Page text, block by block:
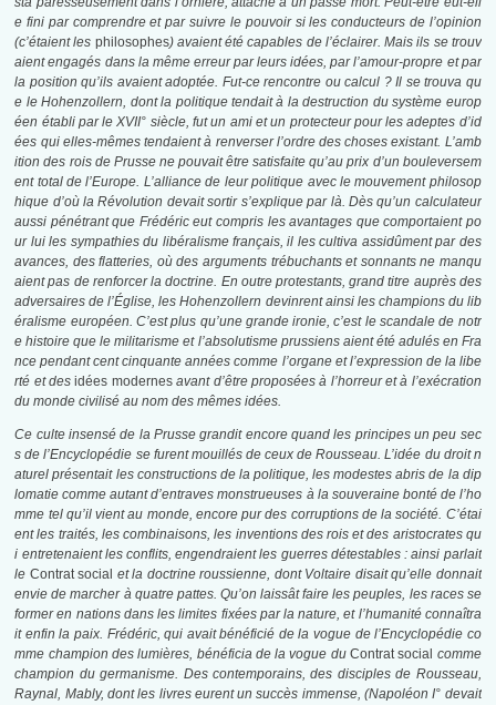
e fini par comprendre et par suivre le pouvoir si les conducteurs de l’opinion
(c’étaient les philosophes) avaient été capables de l’éclairer. Mais ils se trouv
aient engagés dans la même erreur par leurs idées, par l’amour-propre et par
la position qu’ils avaient adoptée. Fut-ce rencontre ou calcul ? Il se trouva qu
e le Hohenzollern, dont la politique tendait à la destruction du système europ
éen établi par le XVII° siècle, fut un ami et un protecteur pour les adeptes d’id
ées qui elles-mêmes tendaient à renverser l’ordre des choses existant. L’amb
ition des rois de Prusse ne pouvait être satisfaite qu’au prix d’un bouleversem
ent total de l’Europe. L’alliance de leur politique avec le mouvement philosop
hique d’où la Révolution devait sortir s’explique par là. Dès qu’un calculateur
aussi pénétrant que Frédéric eut compris les avantages que comportaient po
ur lui les sympathies du libéralisme français, il les cultiva assidûment par des
avances, des flatteries, où des arguments trébuchants et sonnants ne manqu
aient pas de renforcer la doctrine. En outre protestants, grand titre auprès des
adversaires de l’Église, les Hohenzollern devinrent ainsi les champions du lib
éralisme européen. C’est plus qu’une grande ironie, c’est le scandale de notr
e histoire que le militarisme et l’absolutisme prussiens aient été adulés en Fra
nce pendant cent cinquante années comme l’organe et l’expression de la libe
rté et desidées modernesavant d’être proposées à l’horreur et à l’exécration
du monde civilisé au nom des mêmes idées.
Ce culte insensé de la Prusse grandit encore quand les principes un peu sec
s de l’Encyclopédie se furent mouillés de ceux de Rousseau. L’idée du droit n
aturel présentait les constructions de la politique, les modestes abris de la dip
lomatie comme autant d’entraves monstrueuses à la souveraine bonté de l’ho
mme tel qu’il vient au monde, encore pur des corruptions de la société. C’étai
ent les traités, les combinaisons, les inventions des rois et des aristocrates qu
i entretenaient les conflits, engendraient les guerres détestables : ainsi parlait
le Contrat social et la doctrine roussienne, dont Voltaire disait qu’elle donnait
envie de marcher à quatre pattes. Qu’on laissât faire les peuples, les races se
former en nations dans les limites fixées par la nature, et l’humanité connaîtra
it enfin la paix. Frédéric, qui avait bénéficié de la vogue de l’Encyclopédie co
mme champion des lumières, bénéficia de la vogue duContrat social comme
champion du germanisme. Des contemporains, des disciples de Rousseau,
Raynal, Mably, dont les livres eurent un succès immense, (Napoléon I° devait